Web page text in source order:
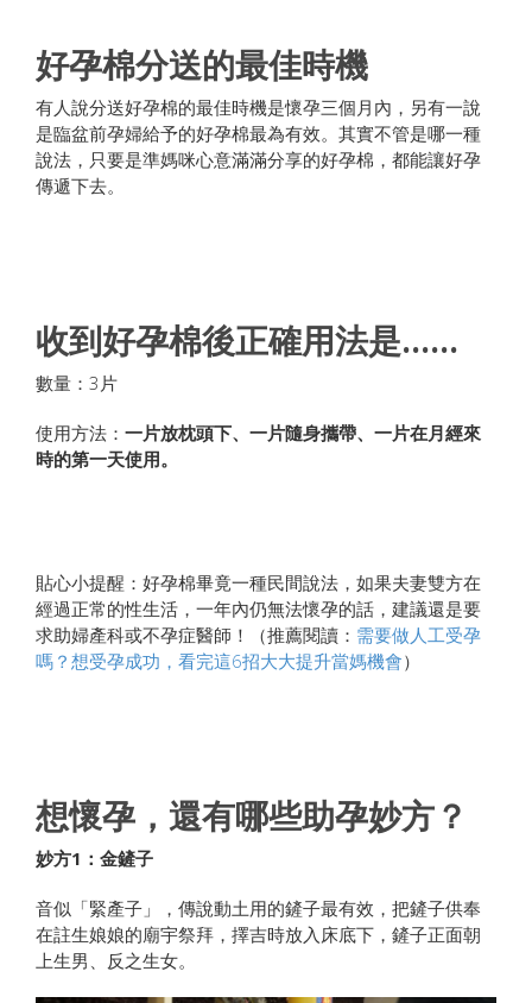
好孕棉分送的最佳時機
有人說分送好孕棉的最佳時機是懷孕三個月內，另有一說
是臨盆前孕婦給予的好孕棉最為有效。其實不管是哪一種
說法，只要是準媽咪心意滿滿分享的好孕棉，都能讓好孕
傳遞下去。
收到好孕棉後正確用法是……
數量：3片
使用方法： 一片放枕頭下、一片隨身攜帶、一片在月經來
時的第一天使用。
貼心小提醒：好孕棉畢竟一種民間說法，如果夫妻雙方在
經過正常的性生活，一年內仍無法懷孕的話，建議還是要
求助婦產科或不孕症醫師！（推薦閱讀： 需要做人工受孕
嗎？想受孕成功，看完這6招大大提升當媽機會）
想懷孕，還有哪些助孕妙方？
妙方1 ：金鏟子
音似「緊產子」，傳說動土用的鏟子最有效，把鏟子供奉
在註生娘娘的廟宇祭拜，擇吉時放入床底下，鏟子正面朝
上生男、反之生女。